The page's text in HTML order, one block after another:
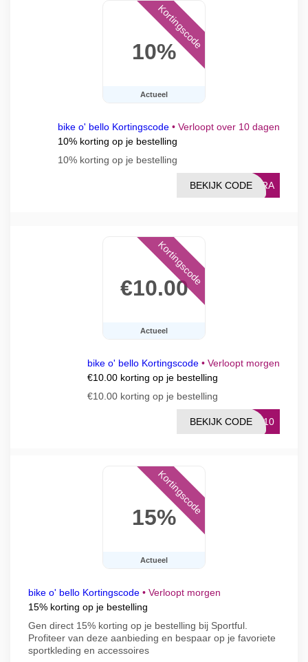
10%
Actueel
Kortingscode
bike o' bello Kortingscode • Verloopt over 10 dagen
10% korting op je bestelling
10% korting op je bestelling
XTRA
BEKIJK CODE
€10.00
Actueel
Kortingscode
bike o' bello Kortingscode • Verloopt morgen
€10.00 korting op je bestelling
€10.00 korting op je bestelling
AL10
BEKIJK CODE
15%
Actueel
Kortingscode
bike o' bello Kortingscode • Verloopt morgen
15% korting op je bestelling
Gen direct 15% korting op je bestelling bij Sportful.
Profiteer van deze aanbieding en bespaar op je favoriete
sportkleding en accessoires